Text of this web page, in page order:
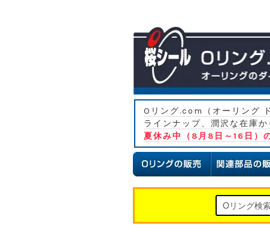
Oリング.com（オーリング
ラインナップ、潤沢な在庫
夏休み中（8月8日～16日）